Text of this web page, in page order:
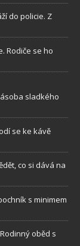
do policie. Z
Rodiče se ho
sladkého
se ke kávě
co si dává na
s minimem
oběd s